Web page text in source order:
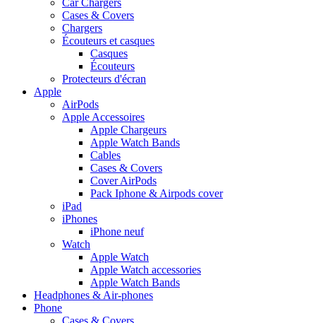
Cases & Covers
Chargers
Écouteurs et casques
Casques
Écouteurs
Protecteurs d'écran
Apple
AirPods
Apple Accessoires
Apple Chargeurs
Apple Watch Bands
Cables
Cases & Covers
Cover AirPods
Pack Iphone & Airpods cover
iPad
iPhones
iPhone neuf
Watch
Apple Watch
Apple Watch accessories
Apple Watch Bands
Headphones & Air-phones
Phone
Cases & Covers